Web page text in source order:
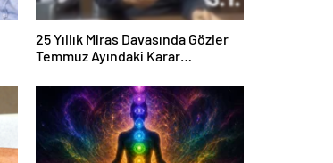
25 Yıllık Miras Davasında Gözler
Temmuz Ayındaki Karar